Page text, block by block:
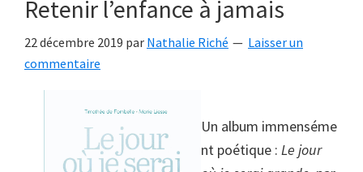
Retenir l’enfance à jamais
22 décembre 2019 par Nathalie Riché
Laisser un
commentaire
Un album immenséme
nt poétique : Le jour